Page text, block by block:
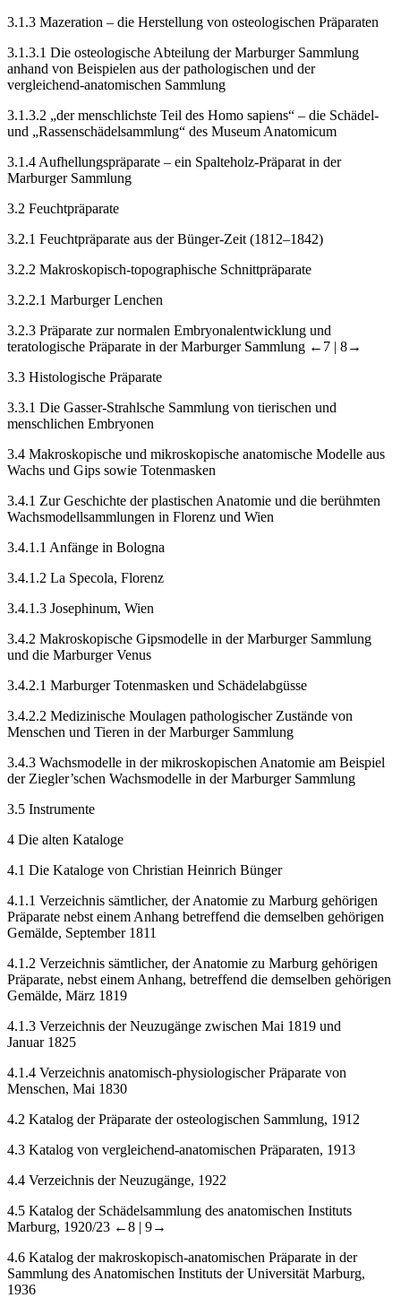
3.1.3 Mazeration – die Herstellung von osteologischen Präparaten
3.1.3.1 Die osteologische Abteilung der Marburger Sammlung
anhand von Beispielen aus der pathologischen und der
vergleichend-anatomischen Sammlung
3.1.3.2 „der menschlichste Teil des Homo sapiens“ – die Schädel-
und „Rassenschädelsammlung“ des Museum Anatomicum
3.1.4 Aufhellungspräparate – ein Spalteholz-Präparat in der
Marburger Sammlung
3.2 Feuchtpräparate
3.2.1 Feuchtpräparate aus der Bünger-Zeit (1812–1842)
3.2.2 Makroskopisch-topographische Schnittpräparate
3.2.2.1 Marburger Lenchen
3.2.3 Präparate zur normalen Embryonalentwicklung und
teratologische Präparate in der Marburger Sammlung ←7 | 8→
3.3 Histologische Präparate
3.3.1 Die Gasser-Strahlsche Sammlung von tierischen und
menschlichen Embryonen
3.4 Makroskopische und mikroskopische anatomische Modelle aus
Wachs und Gips sowie Totenmasken
3.4.1 Zur Geschichte der plastischen Anatomie und die berühmten
Wachsmodellsammlungen in Florenz und Wien
3.4.1.1 Anfänge in Bologna
3.4.1.2 La Specola, Florenz
3.4.1.3 Josephinum, Wien
3.4.2 Makroskopische Gipsmodelle in der Marburger Sammlung
und die Marburger Venus
3.4.2.1 Marburger Totenmasken und Schädelabgüsse
3.4.2.2 Medizinische Moulagen pathologischer Zustände von
Menschen und Tieren in der Marburger Sammlung
3.4.3 Wachsmodelle in der mikroskopischen Anatomie am Beispiel
der Ziegler’schen Wachsmodelle in der Marburger Sammlung
3.5 Instrumente
4 Die alten Kataloge
4.1 Die Kataloge von Christian Heinrich Bünger
4.1.1 Verzeichnis sämtlicher, der Anatomie zu Marburg gehörigen
Präparate nebst einem Anhang betreffend die demselben gehörigen
Gemälde, September 1811
4.1.2 Verzeichnis sämtlicher, der Anatomie zu Marburg gehörigen
Präparate, nebst einem Anhang, betreffend die demselben gehörigen
Gemälde, März 1819
4.1.3 Verzeichnis der Neuzugänge zwischen Mai 1819 und
Januar 1825
4.1.4 Verzeichnis anatomisch-physiologischer Präparate von
Menschen, Mai 1830
4.2 Katalog der Präparate der osteologischen Sammlung, 1912
4.3 Katalog von vergleichend-anatomischen Präparaten, 1913
4.4 Verzeichnis der Neuzugänge, 1922
4.5 Katalog der Schädelsammlung des anatomischen Instituts
Marburg, 1920/23 ←8 | 9→
4.6 Katalog der makroskopisch-anatomischen Präparate in der
Sammlung des Anatomischen Instituts der Universität Marburg,
1936